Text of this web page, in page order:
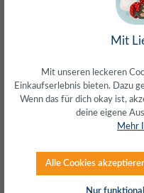
Kabelbox, 235
inkl. MwSt.
Mit
Mit unseren leckeren
Einkaufserlebnis bieten. Dazu
Wenn das für dich okay ist,
deine eigene
Mehr
Alle Cookies
Nur